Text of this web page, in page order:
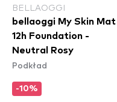
BELLAOGGI
bellaoggi My Skin Mat
12h Foundation -
Neutral Rosy
Podkład
-10%